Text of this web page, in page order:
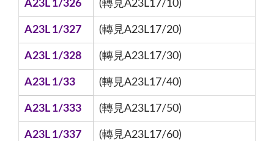
A23L 1/326 (轉見A23L17/10)
A23L 1/327 (轉見A23L17/20)
A23L 1/328 (轉見A23L17/30)
A23L 1/33 (轉見A23L17/40)
A23L 1/333 (轉見A23L17/50)
A23L 1/337 (轉見A23L17/60)